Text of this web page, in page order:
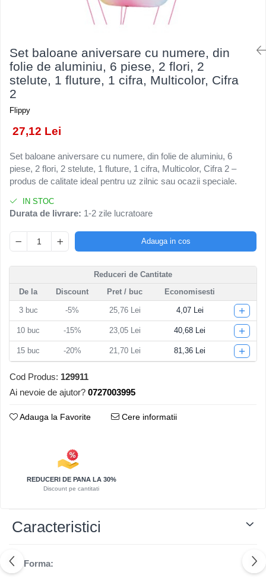
Ustensile pentru Bucătărie
Accesorii Ingrijire Casa
Cutii depozitare
Diverse Casa
Incalzire si climatizare
Maturi, Perii, Mopuri si Galeti
Perne Voiaj, Paturi si Textile
Produse ingrijire incaltaminte
Radiatoare si Seminee electrice
Steaguri
Tapet 3D Autoadeziv
Umidificatoare
Uscatoare si Standere Haine
Corpuri de iluminat
Lampi de veghe
Articole si, Echipamente pentru
Transport şi Ridicat
Pelerine, Umbrele si Accesorii
Videoproiectoare
Baloane si Accesorii Absolvire
Banda adeziva
Confetti
Costume si Deghizare
Lumanari si Toppere
Pompe Baloane
Seturi si Arcade Baloane
Liniar / Sir
Ornamente Brad
Suport Decorativ Lumanare
Kendama Rubber Grip V3 Cupe
Kendama Super Sticky V2 Cupe
Mari
Set baloane aniversare cu numere, din
folie de aluminiu, 6 piese, 2 flori, 2
stelute, 1 fluture, 1 cifra, Multicolor, Cifra
2
Flippy
27,12 Lei
Set baloane aniversare cu numere, din folie de aluminiu, 6
piese, 2 flori, 2 stelute, 1 fluture, 1 cifra, Multicolor, Cifra 2 –
produs de calitate ideal pentru uz zilnic sau ocazii speciale.
IN STOC
Durata de livrare: 1-2 zile lucratoare
Adauga in cos
Reduceri de Cantitate
De la
Discount Pret / buc Economisesti
3buc -5% 25,76 Lei 4,07 Lei +
10 buc -15% 23,05 Lei 40,68 Lei +
15 buc -20% 21,70 Lei 81,36 Lei +
Cod Produs: 129911
Ai nevoie de ajutor? 0727003995
Adauga la Favorite Cere informatii
REDUCERI DE PANA LA 30%
Discount pe cantitati
Caracteristici
Forma: